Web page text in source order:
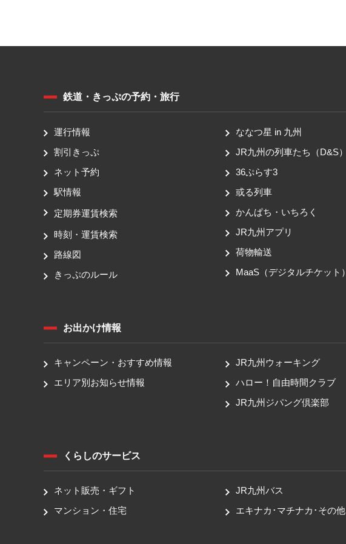
鉄道・きっぷの予約・旅行
運行情報
割引きっぷ
ネット予約
駅情報
定期券運賃検索
時刻・運賃検索
路線図
きっぷのルール
ななつ星 in 九州
JR九州の列車たち（D&S）
36ぷらす3
或る列車
かんぱち・いちろく
JR九州アプリ
荷物輸送
MaaS（デジタルチケット）
お出かけ情報
キャンペーン・おすすめ情報
エリア別お知らせ情報
JR九州ウォーキング
ハロー！自由時間クラブ
JR九州ジパング倶楽部
くらしのサービス
ネット販売・ギフト
マンション・住宅
JR九州バス
エキナカ･マチナカ･その他